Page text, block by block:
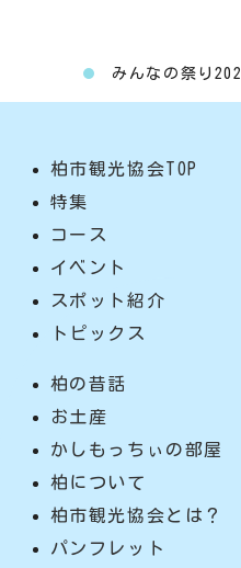
みんなの祭り
柏市観光協会TOP
特集
コース
イベント
スポット紹介
トピックス
柏の昔話
お土産
かしもっちぃの部屋
柏について
柏市観光協会とは？
パンフレット